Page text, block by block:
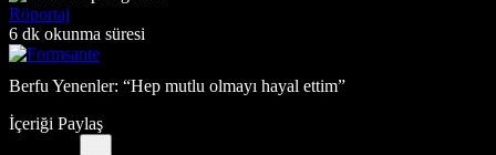
Röportaj
6 dk okunma süresi
Berfu Yenenler: “Hep mutlu olmayı hayal ettim”
İçeriği Paylaş